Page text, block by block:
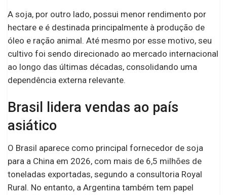
A soja, por outro lado, possui menor rendimento por
hectare e é destinada principalmente à produção de
óleo e ração animal. Até mesmo por esse motivo, seu
cultivo foi sendo direcionado ao mercado internacional
ao longo das últimas décadas, consolidando uma
dependência externa relevante.
Brasil lidera vendas ao país
asiático
O Brasil aparece como principal fornecedor de soja
para a China em 2026, com mais de 6,5 milhões de
toneladas exportadas, segundo a consultoria Royal
Rural. No entanto, a Argentina também tem papel